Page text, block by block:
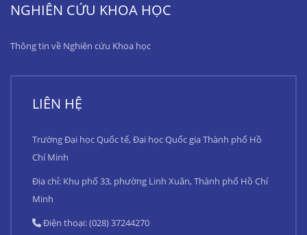
NGHIÊN CỨU KHOA HỌC
Thông tin về Nghiên cứu Khoa học
LIÊN HỆ
Trường Đại học Quốc tế, Đại học Quốc gia Thành phố Hồ
Chí Minh
Địa chỉ: Khu phố 33, phường Linh Xuân, Thành phố Hồ Chí
Minh
Điện thoại: (028) 37244270